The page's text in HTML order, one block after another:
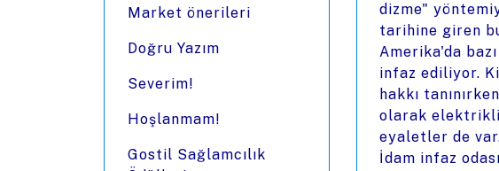
Market önerileri
Doğru Yazım
Severim!
Hoşlanmam!
Gostil Sağlamcılık
dizme"
tarihine giren
Amerika'da
infaz ediliyor.
hakkı
olarak elektrikli
eyaletler de
İdam infaz